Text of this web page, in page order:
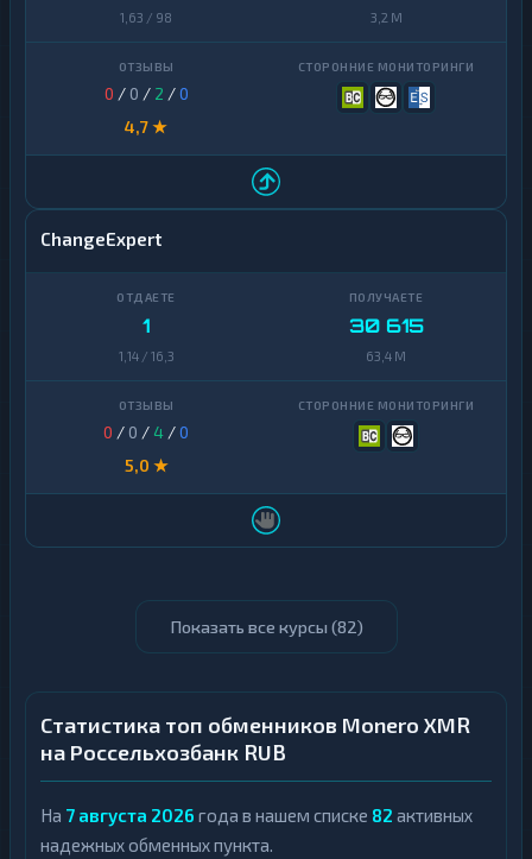
1,63 / 98 3,2 M
0 / 0 / 2 /0
4,7 ★
ChangeExpert
1
1,14 / 16,3
30 615
63,4 M
0 / 0 / 4 /0
5,0 ★
Показать все курсы (82)
Статистика топ обменников Monero XMR
на Россельхозбанк RUB
На 7 августа 2026 года в нашем списке 82 активных
надежных обменных пункта.